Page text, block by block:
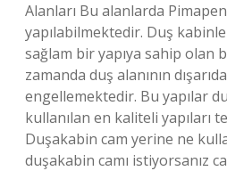
Alanları Bu alanlarda
yapılabilmektedir. Duş
sağlam bir yapıya sahip olan
zamanda duş alanının
engellemektedir. Bu yapılar
kullanılan en kaliteli yapıları
Duşakabin cam yerine ne
duşakabin camı istiyorsanız